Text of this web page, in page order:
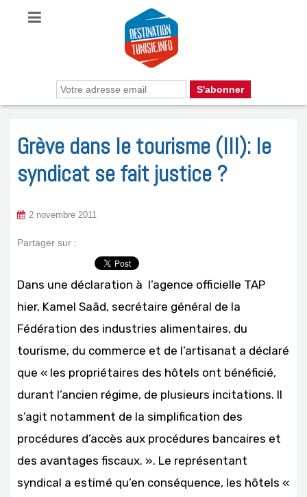
Grève dans le tourisme (III): le
syndicat se fait justice ?
2 novembre 2011
Partager sur :
Dans une déclaration à l’agence officielle TAP
hier, Kamel Saâd, secrétaire général de la
Fédération des industries alimentaires, du
tourisme, du commerce et de l’artisanat a déclaré
que « les propriétaires des hôtels ont bénéficié,
durant l’ancien régime, de plusieurs incitations. Il
s’agit notamment de la simplification des
procédures d’accès aux procédures bancaires et
des avantages fiscaux. ». Le représentant
syndical a estimé qu’en conséquence, les hôtels «